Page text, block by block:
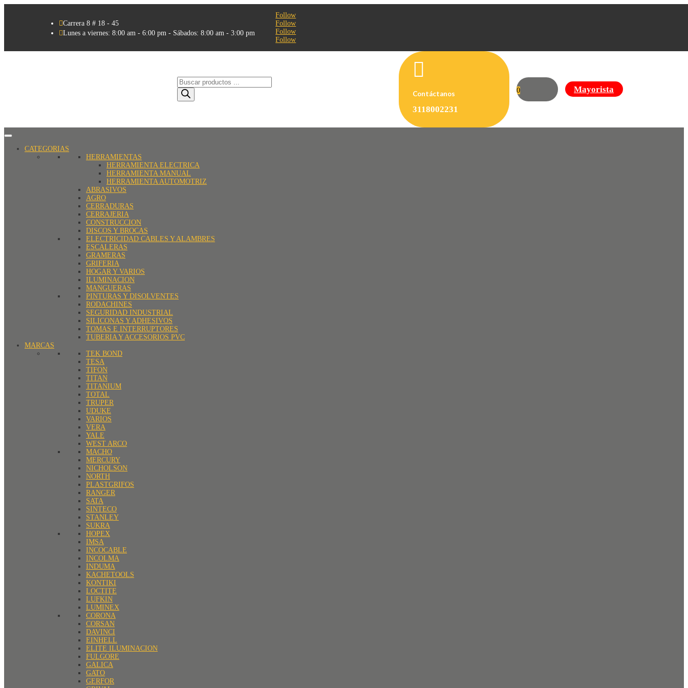
Carrera 8 # 18 - 45
Lunes a viernes: 8:00 am - 6:00 pm - Sábados: 8:00 am - 3:00 pm
Follow
Follow
Follow
Follow
Búsqueda
de
productos

Contáctanos
3118002231
0 Mayorista
CATEGORIAS
HERRAMIENTAS
HERRAMIENTA ELECTRICA
HERRAMIENTA MANUAL
HERRAMIENTA AUTOMOTRIZ
ABRASIVOS
AGRO
CERRADURAS
CERRAJERIA
CONSTRUCCION
DISCOS Y BROCAS
ELECTRICIDAD CABLES Y ALAMBRES
ESCALERAS
GRAMERAS
GRIFERIA
HOGAR Y VARIOS
ILUMINACION
MANGUERAS
PINTURAS Y DISOLVENTES
RODACHINES
SEGURIDAD INDUSTRIAL
SILICONAS Y ADHESIVOS
TOMAS E INTERRUPTORES
TUBERIA Y ACCESORIOS PVC
MARCAS
TEK BOND
TESA
TIFON
TITAN
TITANIUM
TOTAL
TRUPER
UDUKE
VARIOS
VERA
YALE
WEST ARCO
MACHO
MERCURY
NICHOLSON
NORTH
PLASTGRIFOS
RANGER
SATA
SINTECO
STANLEY
SUKRA
HOPEX
IMSA
INCOCABLE
INCOLMA
INDUMA
KACHETOOLS
KONTIKI
LOCTITE
LUFKIN
LUMINEX
CORONA
CORSAN
DAVINCI
EINHELL
ELITE ILUMINACION
FULGORE
GALICA
GATO
GERFOR